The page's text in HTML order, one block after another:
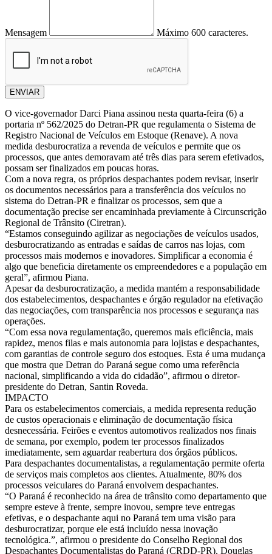
Mensagem Máximo 600 caracteres.
ENVIAR
O vice-governador Darci Piana assinou nesta quarta-feira (6) a
portaria nº 562/2025 do Detran-PR que regulamenta o Sistema de
Registro Nacional de Veículos em Estoque (Renave). A nova
medida desburocratiza a revenda de veículos e permite que os
processos, que antes demoravam até três dias para serem efetivados,
possam ser finalizados em poucas horas.
Com a nova regra, os próprios despachantes podem revisar, inserir
os documentos necessários para a transferência dos veículos no
sistema do Detran-PR e finalizar os processos, sem que a
documentação precise ser encaminhada previamente à Circunscrição
Regional de Trânsito (Ciretran).
“Estamos conseguindo agilizar as negociações de veículos usados,
desburocratizando as entradas e saídas de carros nas lojas, com
processos mais modernos e inovadores. Simplificar a economia é
algo que beneficia diretamente os empreendedores e a população em
geral”, afirmou Piana.
Apesar da desburocratização, a medida mantém a responsabilidade
dos estabelecimentos, despachantes e órgão regulador na efetivação
das negociações, com transparência nos processos e segurança nas
operações.
“Com essa nova regulamentação, queremos mais eficiência, mais
rapidez, menos filas e mais autonomia para lojistas e despachantes,
com garantias de controle seguro dos estoques. Esta é uma mudança
que mostra que Detran do Paraná segue como uma referência
nacional, simplificando a vida do cidadão”, afirmou o diretor-
presidente do Detran, Santin Roveda.
IMPACTO
Para os estabelecimentos comerciais, a medida representa redução
de custos operacionais e eliminação de documentação física
desnecessária. Feirões e eventos automotivos realizados nos finais
de semana, por exemplo, podem ter processos finalizados
imediatamente, sem aguardar reabertura dos órgãos públicos.
Para despachantes documentalistas, a regulamentação permite oferta
de serviços mais completos aos clientes. Atualmente, 80% dos
processos veiculares do Paraná envolvem despachantes.
“O Paraná é reconhecido na área de trânsito como departamento que
sempre esteve à frente, sempre inovou, sempre teve entregas
efetivas, e o despachante aqui no Paraná tem uma visão para
desburocratizar, porque ele está incluído nessa inovação
tecnológica.”, afirmou o presidente do Conselho Regional dos
Despachantes Documentalistas do Paraná (CRDD-PR), Douglas